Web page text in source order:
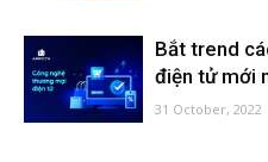
Bắt trend
điện tử mới
31 October, 2022